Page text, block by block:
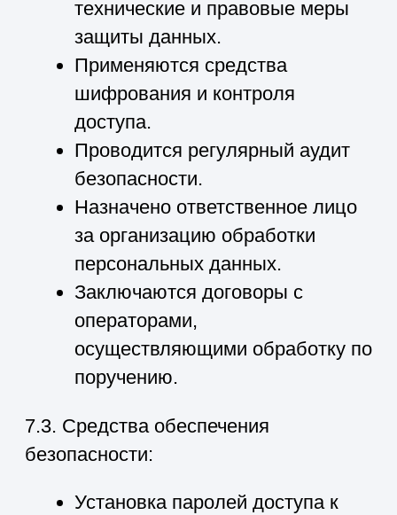
11.3. Актуальная версия Политики в
свободном доступе расположена в
сети Интернет по
адресу
https://stroyinvest39.ru/privacy-